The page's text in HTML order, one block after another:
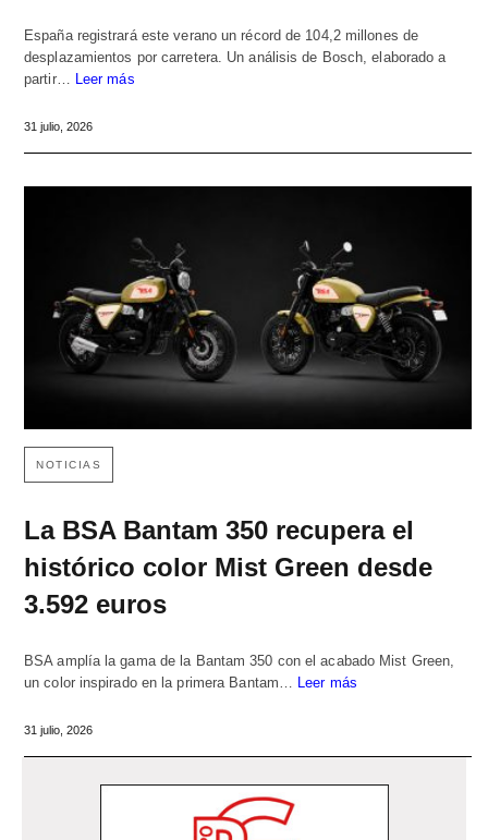
España registrará este verano un récord de 104,2 millones de
desplazamientos por carretera. Un análisis de Bosch, elaborado a
partir… Leer más
31 julio, 2026
NOTICIAS
La BSA Bantam 350 recupera el
histórico color Mist Green desde
3.592 euros
BSA amplía la gama de la Bantam 350 con el acabado Mist Green,
un color inspirado en la primera Bantam… Leer más
31 julio, 2026